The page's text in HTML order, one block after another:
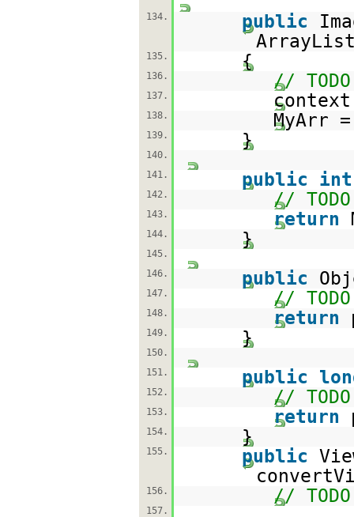
134.
public
135. {
136. //
137.
138. MyArr
139. }
140.
141.
public int
142. //
143. return
144. }
145.
146.
public
147. //
148. return
149. }
150.
151.
public
152. //
153. return
154. }
155. public
156. //
157.